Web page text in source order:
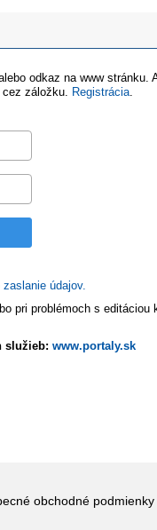
odkaz na www stránku.
záložku.
Registrácia
údajov.
pri problémoch s editáciou
služieb: www.portaly.sk
obchodné podmienky